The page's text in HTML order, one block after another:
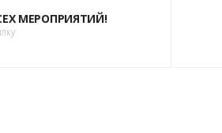
МЕРОПРИЯТИЙ!